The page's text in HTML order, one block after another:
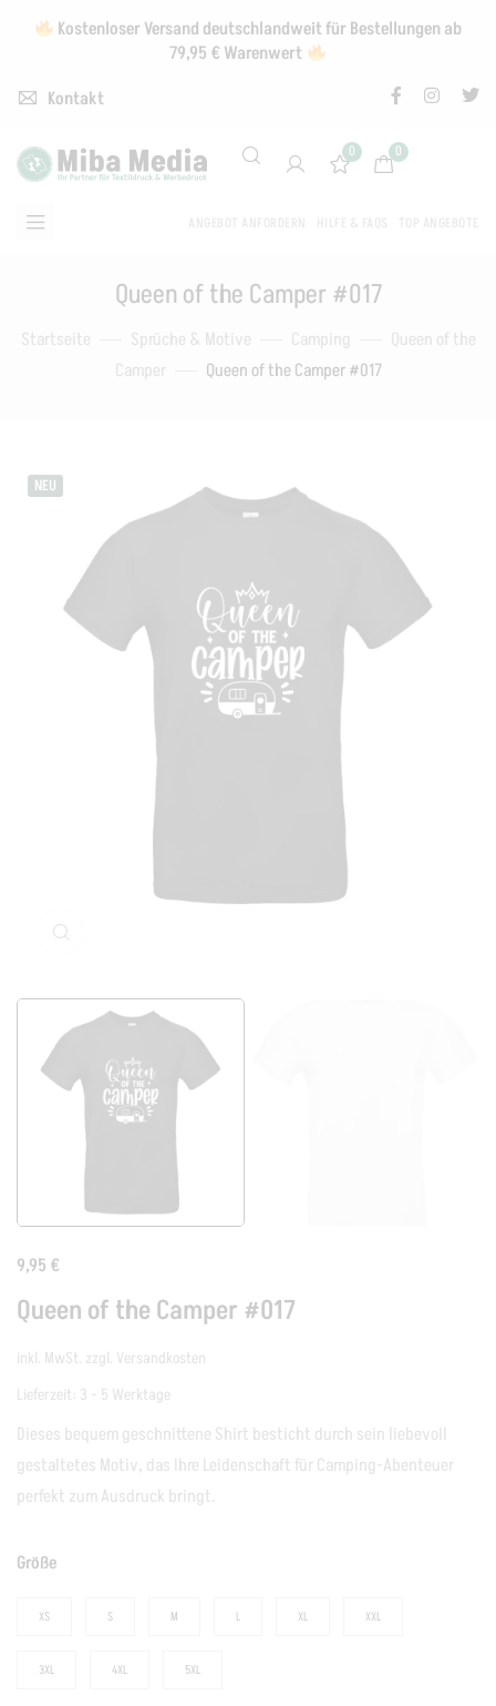
Kontakt
Kostenloser Versand deutschlandweit für Bestellungen ab
79,95 € Warenwert
0 0
Queen of the Camper #017
Startseite Sprüche & Motive Camping
Queen of the
Camper
Queen of the Camper #017
NEU
9,95 €
Queen of the Camper #017
inkl. MwSt. zzgl. Versandkosten
Lieferzeit: 3 - 5 Werktage
Dieses bequem geschnittene Shirt besticht durch sein liebevoll
gestaltetes Motiv, das Ihre Leidenschaft für Camping-Abenteuer
perfekt zum Ausdruck bringt.
Größe
XS S M L XL XXL
3XL 4XL 5XL